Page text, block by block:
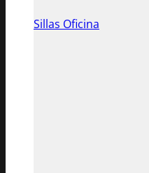
Sillas Oficina